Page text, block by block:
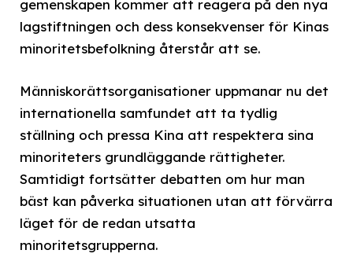
gemenskapen kommer att reagera på den nya
lagstiftningen och dess konsekvenser för Kinas
minoritetsbefolkning återstår att se.
Människorättsorganisationer uppmanar nu det
internationella samfundet att ta tydlig
ställning och pressa Kina att respektera sina
minoriteters grundläggande rättigheter.
Samtidigt fortsätter debatten om hur man
bäst kan påverka situationen utan att förvärra
läget för de redan utsatta
minoritetsgrupperna.